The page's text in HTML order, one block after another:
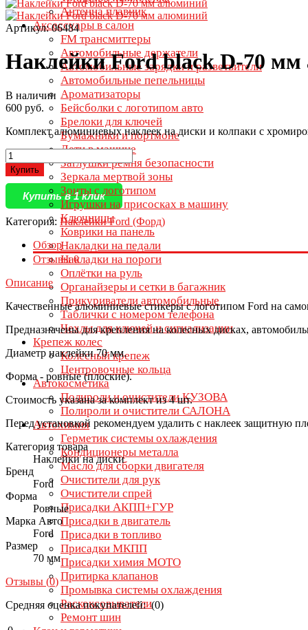
Антенна плавник
Аксессуары в салон
FM трансмиттеры
Автомобильные держатели
Автомобильные зарядки и разветвители
Автомобильные пепельницы
Ароматизаторы
Бейсболки с логотипом авто
Брелоки для ключей
Бумажники и портмоне
Дети в машине
Заглушки ремня безопасности
Зеркала мертвой зоны
Зонты с логотипом
Игрушки на присосках в машину
Ключницы
Коврики на панель
Накладки на педали
Накладки на пороги
Оплётки на руль
Органайзеры и сетки в багажник
Прикуриватели автомобильные
Таблички с номером телефона
Чехлы для ключей и сигнализации
Крепеж колес
Колесный крепеж
Центровочные кольца
Автокосметика
Полироли и очистители КУЗОВА
Полироли и очистители САЛОНА
Автохимия
Герметик системы охлаждения
Кондиционеры металла
Масло для сборки двигателя
Очистители для рук
Очистители спрей
Присадки АКПП+ГУР
Присадки в двигатель
Присадки в топливо
Присадки МКПП
Присадки химия МОТО
Притирка клапанов
Промывка системы охлаждения
Раскоксовыватели
Ремонт шин
Артикул: 06484
Наклейки Ford black D-70
В наличии
600 руб.
Комплект алюминиевых наклеек на диски и колпаки с
Купить
Купить в 1 клик
Категория: Наклейки Ford (Форд)
Обзор
Отзывы0
Описание
Качественные алюминиевые стикеры с логотипом Ford на
Предназначены для крепления на колесных дисках,
Диаметр наклейки 70 мм.
Форма - ровные (плоские).
Стоимость указана за комплект из 4 шт.
Перед установкой рекомендуем удалить с наклеек защитную
Категория товара
Наклейки на диски
Бренд
Ford
Форма
Ровные
Марка Авто
Ford
Размер
70 мм
Отзывы (0)
Средняя оценка покупателей: (0)